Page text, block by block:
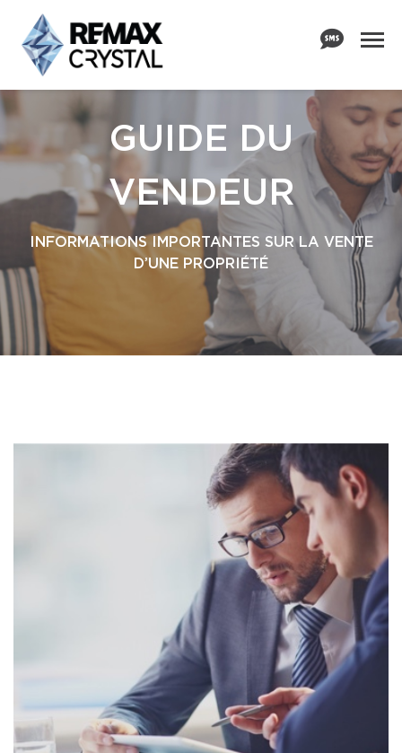
GUIDE DU
VENDEUR
INFORMATIONS IMPORTANTES SUR LA VENTE
D’UNE PROPRIÉTÉ